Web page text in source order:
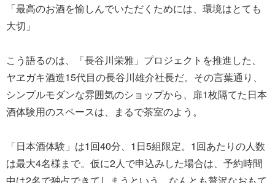
「最高のお酒を愉しんでいただくためには、環境はとても
大切」
こう語るのは、「長谷川栄雅」プロジェクトを推進した、
ヤヱガキ酒造15代目の長谷川雄介社長だ。その言葉通り、
シンプルモダンな雰囲気のショップから、扉1枚隔てた日本
酒体験用のスペースは、まるで茶室のよう。
「日本酒体験」は1回40分、1日5組限定。1回あたりの人数
は最大4名様まで。仮に2人で申込みした場合は、予約時間
中は2名で独占できてしまうという、なんとも贅沢なおもて